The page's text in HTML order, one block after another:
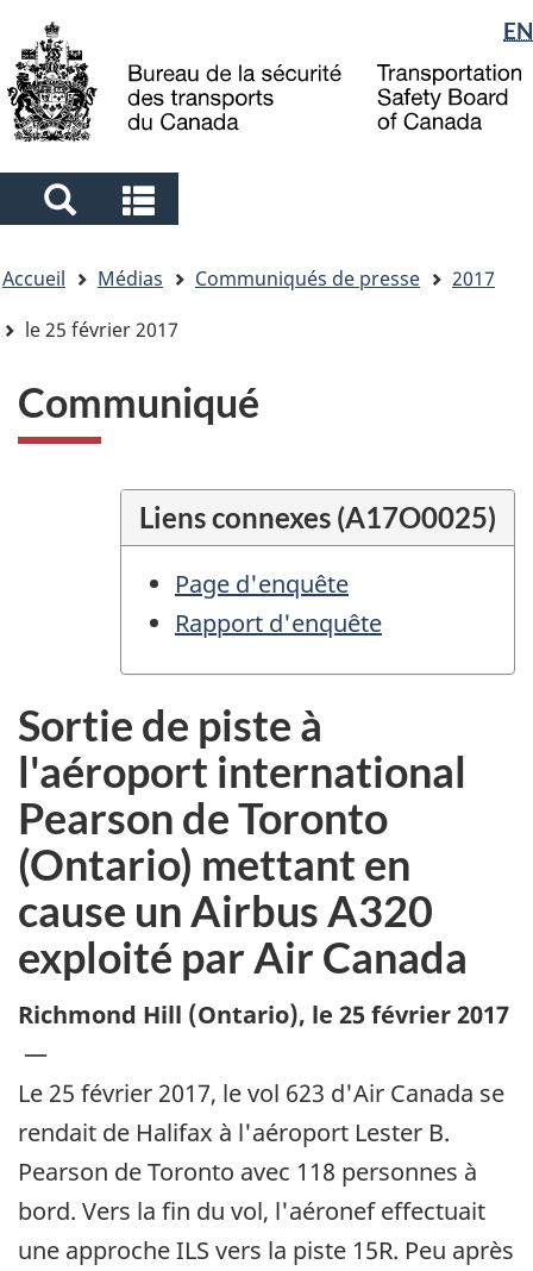
to
main
to
"About
government"
à
la
Sélection
de
la
langue
EN
Search
and
menus
and
menus
êtes
ici
Accueil Médias Communiqués de presse
2017
le 25 février 2017
Communiqué
Liens connexes (A17O0025)
Page d'enquête
Rapport d'enquête
Sortie de piste à
l'aéroport international
Pearson de Toronto
(Ontario) mettant en
cause un Airbus A320
exploité par Air Canada
Richmond Hill (Ontario), le 25 février 2017
—
Le 25 février 2017, le vol 623 d'Air Canada se
rendait de Halifax à l'aéroport Lester B.
Pearson de Toronto avec 118 personnes à
bord. Vers la fin du vol, l'aéronef effectuait
une approche ILS vers la piste 15R. Peu après